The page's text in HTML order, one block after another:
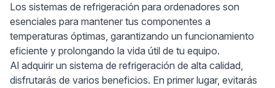
Los sistemas de refrigeración para ordenadores son
esenciales para mantener tus componentes a
temperaturas óptimas, garantizando un funcionamiento
eficiente y prolongando la vida útil de tu equipo.
Al adquirir un sistema de refrigeración de alta calidad,
disfrutarás de varios beneficios. En primer lugar, evitarás